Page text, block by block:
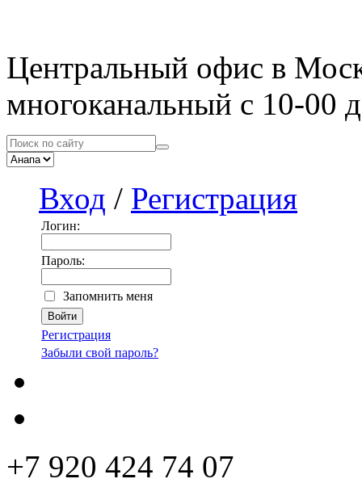
Центральный офис в
многоканальный с 10-00
Вход / Регистрация
Логин:
Пароль:
Запомнить меня
Регистрация
Забыли свой пароль?
+7 920 424 74 07